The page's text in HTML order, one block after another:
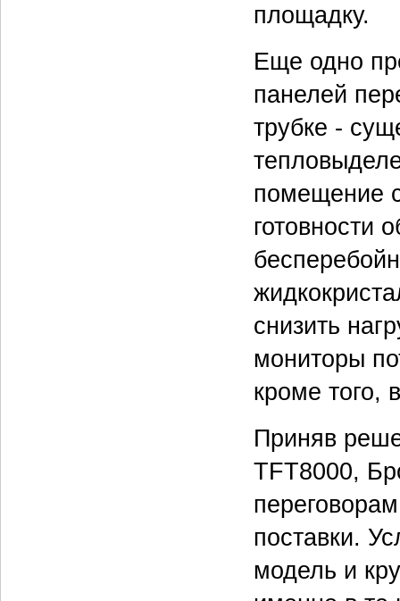
площадку.
Еще одно
панелей
трубке -
помещение
готовности
снизить
мониторы
кроме того,
Приняв
TFT8000,
поставки.
модель и